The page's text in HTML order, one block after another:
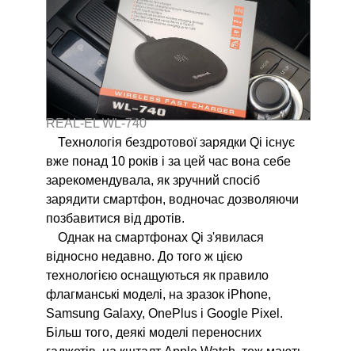
REAL-EL WL-740
Технологія бездротової зарядки Qi існує
вже понад 10 років і за цей час вона себе
зарекомендувала, як зручний спосіб
зарядити смартфон, водночас дозволяючи
позбавитися від дротів.
Однак на смартфонах Qi з'явилася
відносно недавно. До того ж цією
технологією оснащуються як правило
флагманські моделі, на зразок iPhone,
Samsung Galaxy, OnePlus і Google Pixel.
Більш того, деякі моделі переносних